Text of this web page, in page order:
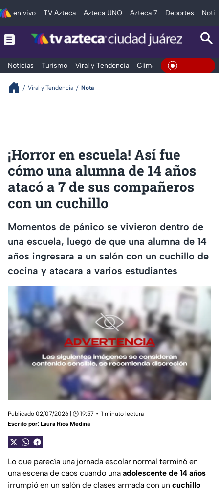
en vivo TV Azteca Azteca UNO Azteca 7 Deportes
Noticias Turismo Viral y Tendencia Clima Deportes
Viral y Tendencia Nota
¡Horror en escuela! Así fue
cómo una alumna de 14 años
atacó a 7 de sus compañeros
con un cuchillo
Momentos de pánico se vivieron dentro de
una escuela, luego de que una alumna de 14
años ingresara a un salón con un cuchillo de
cocina y atacara a varios estudiantes
Publicado 02/07/2026 | 🕑 19:57
1 minuto lectura
Escrito por: Laura Ríos Medina
Lo que parecía una jornada escolar normal terminó en
una escena de caos cuando una adolescente de 14 años
irrumpió en un salón de clases armada con un cuchillo